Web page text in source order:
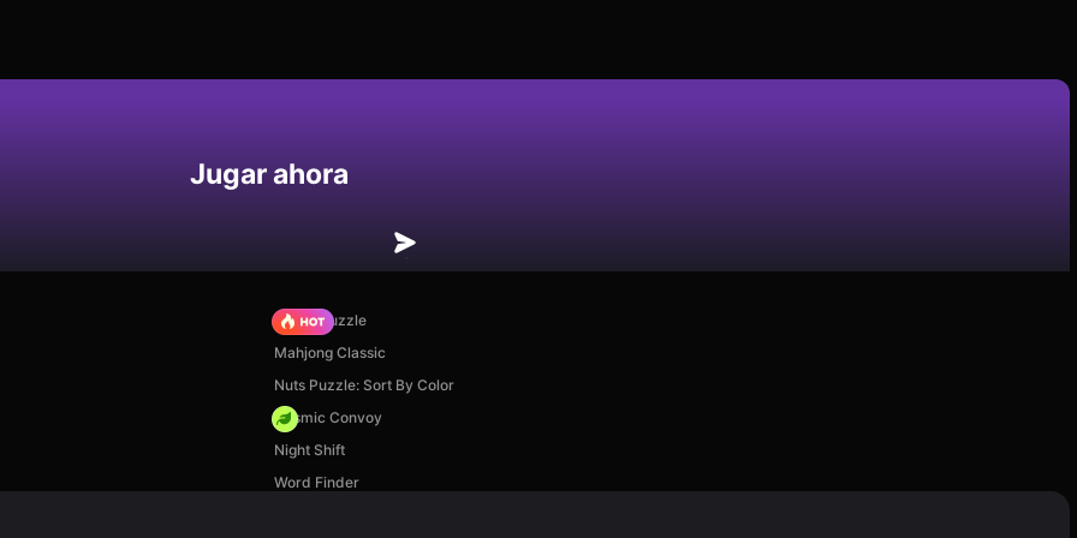
Jugar ahora
Arrow Puzzle
Mahjong Classic
Nuts Puzzle: Sort By Color
Cosmic Convoy
Night Shift
Word Finder